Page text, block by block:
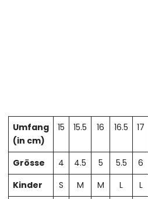
Umfang
(in cm)
15 15.5 16 16.5 17
Grösse 4 4.5 5 5.5 6
Kinder
S M M L L